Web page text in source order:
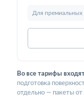
Для премиальных
Во все тарифы
подготовка
отдельно — пакеты